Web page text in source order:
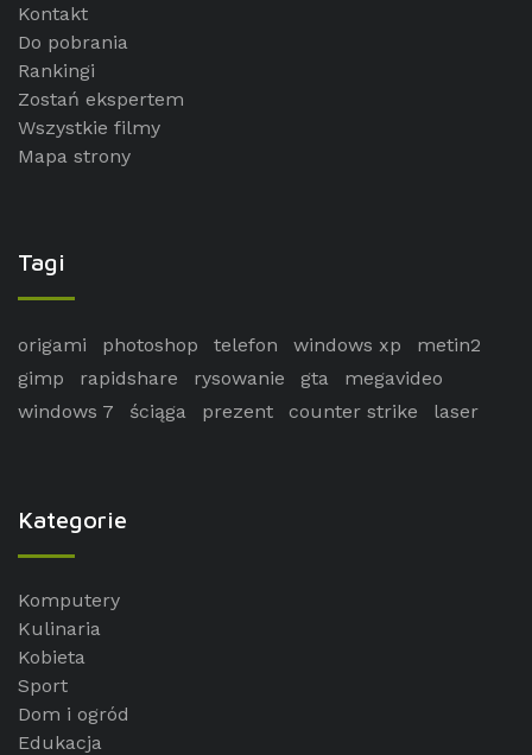
Kontakt
Do pobrania
Rankingi
Zostań ekspertem
Wszystkie filmy
Mapa strony
Tagi
origami photoshop telefon windows xp
metin2
gimp
rapidshare rysowanie gta
megavideo
windows 7
ściąga prezent counter strike laser
Kategorie
Komputery
Kulinaria
Kobieta
Sport
Dom i ogród
Edukacja